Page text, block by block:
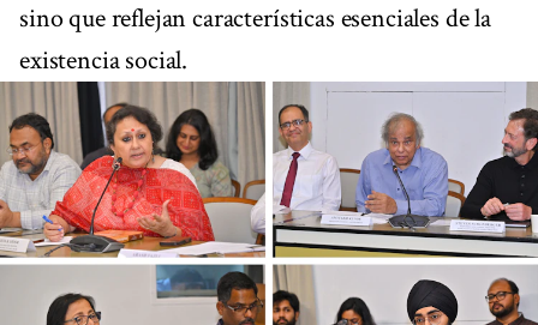
sino que reflejan características esenciales de la
existencia social.